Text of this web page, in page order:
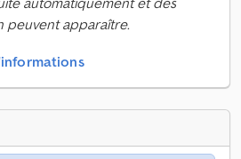
apparaître.